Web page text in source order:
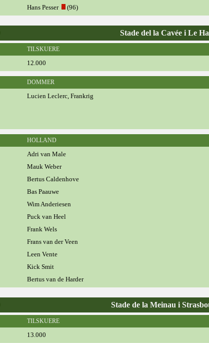
Hans Pesser (96)
Stade del la Cavée i Le
TILSKUERE
12.000
DOMMER
Lucien Leclerc, Frankrig
HOLLAND
Adri van Male
Mauk Weber
Bertus Caldenhove
Bas Paauwe
Wim Anderiesen
Puck van Heel
Frank Wels
Frans van der Veen
Leen Vente
Kick Smit
Bertus van de Harder
Stade de la Meinau i
TILSKUERE
13.000